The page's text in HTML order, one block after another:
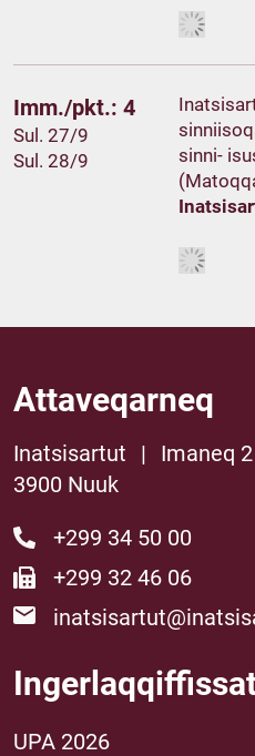
Imm./pkt.: 4
Sul. 27/9
Sul. 28/9
sinni-
Attaveqarneq
Inatsisartut | Imaneq 2
3900 Nuuk
+299 34 50 00
+299 32 46 06
UPA 2026